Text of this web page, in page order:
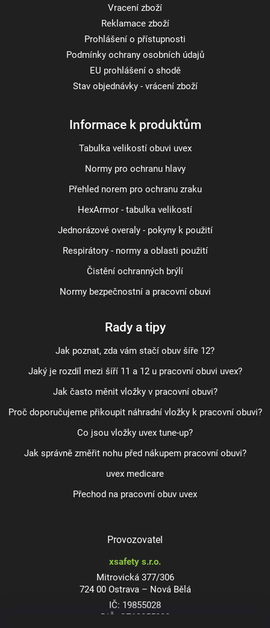
Vracení zboží
Reklamace zboží
Prohlášení o přístupnosti
Podmínky ochrany osobních údajů
EU prohlášení o shodě
Stav objednávky - vrácení zboží
Informace k produktům
Tabulka velikostí obuvi uvex
Normy pro ochranu hlavy
Přehled norem pro ochranu zraku
HexArmor - tabulka velikostí
Jednorázové overaly - pokyny k použití
Respirátory - normy a oblasti použití
Čistění ochranných brýlí
Normy bezpečnostní a pracovní obuvi
Rady a tipy
Jak poznat, zda vám stačí obuv šíře 12?
Jaký je rozdíl mezi šíří 11 a 12 u pracovní obuvi uvex?
Jak často měnit vložky v pracovní obuvi?
Proč doporučujeme přikoupit náhradní vložky k pracovní obuvi?
Co jsou vložky uvex tune-up?
Jak správně změřit nohu před nákupem pracovní obuvi?
uvex medicare
Přechod na pracovní obuv uvex
Provozovatel
xsafety s.r.o.
Mitrovická 377/306
724 00 Ostrava – Nová Bělá
IČ: 19855028